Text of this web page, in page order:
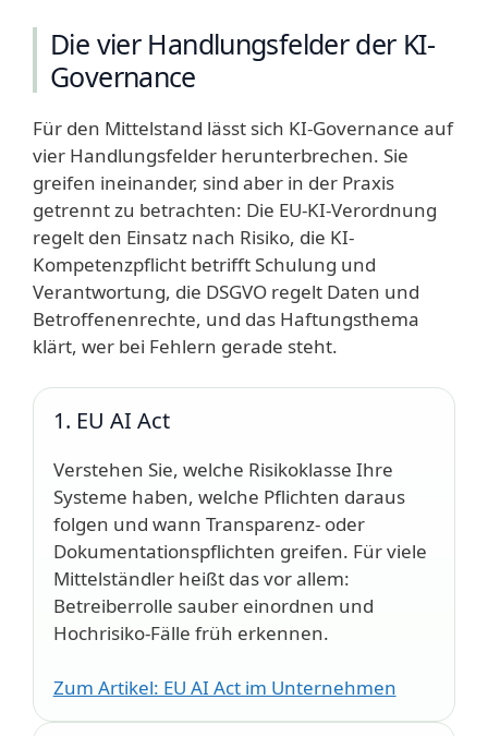
Die vier Handlungsfelder der KI-
Governance
Für den Mittelstand lässt sich KI-Governance auf
vier Handlungsfelder herunterbrechen. Sie
greifen ineinander, sind aber in der Praxis
getrennt zu betrachten: Die EU-KI-Verordnung
regelt den Einsatz nach Risiko, die KI-
Kompetenzpflicht betrifft Schulung und
Verantwortung, die DSGVO regelt Daten und
Betroffenenrechte, und das Haftungsthema
klärt, wer bei Fehlern gerade steht.
1. EU AI Act
Verstehen Sie, welche Risikoklasse Ihre
Systeme haben, welche Pflichten daraus
folgen und wann Transparenz- oder
Dokumentationspflichten greifen. Für viele
Mittelständler heißt das vor allem:
Betreiberrolle sauber einordnen und
Hochrisiko-Fälle früh erkennen.
Zum Artikel: EU AI Act im Unternehmen